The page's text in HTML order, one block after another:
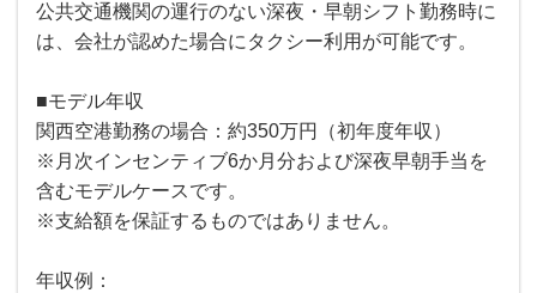
公共交通機関の運行のない深夜・早朝シフト勤務時に
は、会社が認めた場合にタクシー利用が可能です。
■モデル年収
関西空港勤務の場合：約350万円（初年度年収）
※月次インセンティブ6か月分および深夜早朝手当を
含むモデルケースです。
※支給額を保証するものではありません。
年収例：